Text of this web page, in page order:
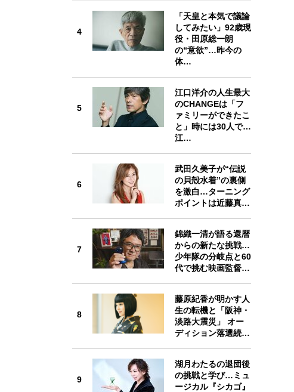
親になるということ
4
「天皇と本気で議論
してみたい」92歳現
役・田原総一朗
の“意欲”…昨今の
体…
5
江口洋介の人生最大
のCHANGEは「フ
ァミリーができたこ
と」時には30人で…
江…
6
武田久美子が“伝説
の貝殻水着”の裏側
を激白…ターニング
ポイントは近藤真…
7
錦織一清が語る還暦
からの新たな挑戦…
少年隊の分岐点と60
代で挑む映画監督…
8
藤原紀香が明かす人
生の転機と「阪神・
淡路大震災」 オー
ディション落選続…
9
湖月わたるの退団後
の挑戦と学び…ミュ
ージカル『シカゴ』